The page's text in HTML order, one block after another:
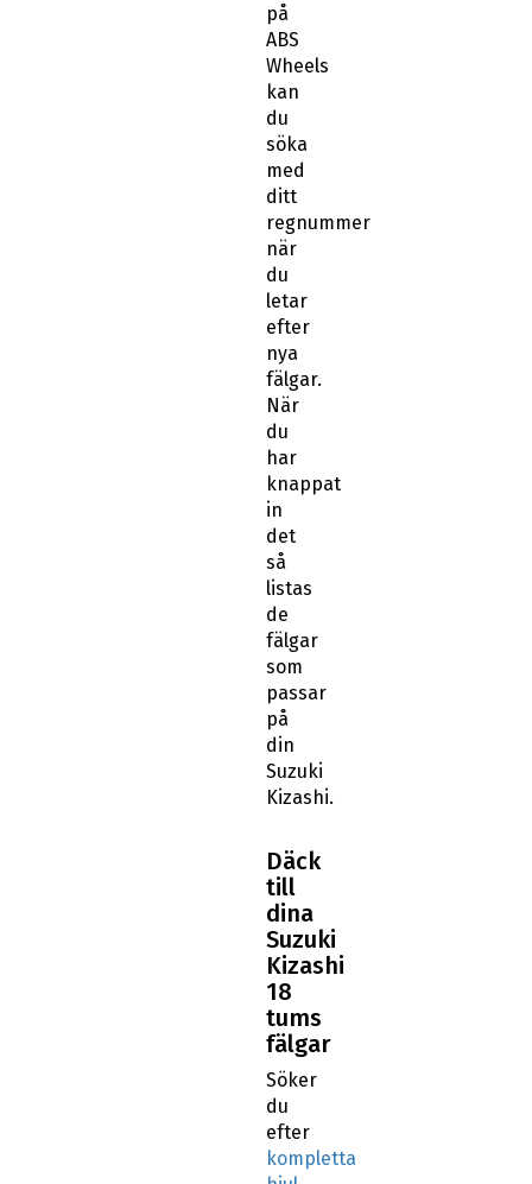
på
ABS
Wheels
kan
du
söka
med
ditt
regnummer
när
du
letar
efter
nya
fälgar.
När
du
har
knappat
in
det
så
listas
de
fälgar
som
passar
på
din
Suzuki
Kizashi.
Däck
till
dina
Suzuki
Kizashi
18
tums
fälgar
Söker
du
efter
kompletta